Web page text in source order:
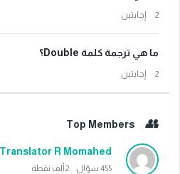
‫2 إجابتين
ما هي ترجمة كلمة Double؟
‫2 إجابتين
Top Members
Translator R Momahed
455 سؤال 2ألف نقطة